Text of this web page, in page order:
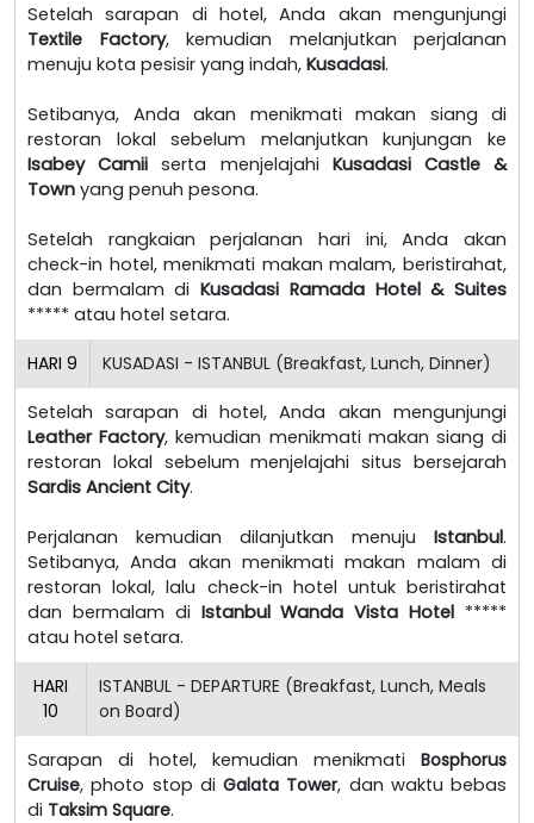
Setelah sarapan di hotel, Anda akan mengunjungi
Textile Factory, kemudian melanjutkan perjalanan
menuju kota pesisir yang indah, Kusadasi.
Setibanya, Anda akan menikmati makan siang di
restoran lokal sebelum melanjutkan kunjungan ke
Isabey Camii serta menjelajahi Kusadasi Castle &
Town yang penuh pesona.
Setelah rangkaian perjalanan hari ini, Anda akan
check-in hotel, menikmati makan malam, beristirahat,
dan bermalam diKusadasi Ramada Hotel & Suites
***** atau hotel setara.
HARI 9 KUSADASI - ISTANBUL (Breakfast, Lunch, Dinner)
Setelah sarapan di hotel, Anda akan mengunjungi
Leather Factory, kemudian menikmati makan siang di
restoran lokal sebelum menjelajahi situs bersejarah
Sardis Ancient City.
Perjalanan kemudian dilanjutkan menuju Istanbul.
Setibanya, Anda akan menikmati makan malam di
restoran lokal, lalu check-in hotel untuk beristirahat
dan bermalam di Istanbul Wanda Vista Hotel *****
atau hotel setara.
HARI
10
ISTANBUL - DEPARTURE (Breakfast, Lunch, Meals
on Board)
Sarapan di hotel, kemudian menikmati Bosphorus
Cruise, photo stop di Galata Tower, dan waktu bebas
di Taksim Square.